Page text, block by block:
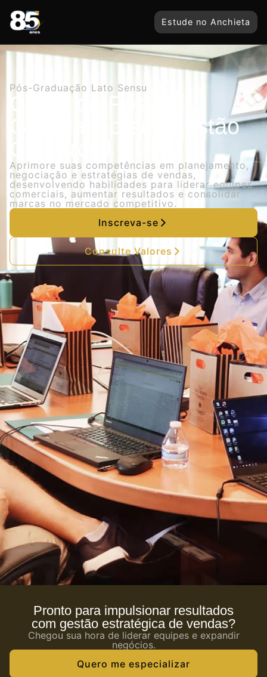
Estude no Anchieta
Pós-Graduação Lato Sensu
Curso de Pós
Graduação em Gestão
Comercial
Aprimore suas competências em planejamento,
negociação e estratégias de vendas,
desenvolvendo habilidades para liderar equipes
comerciais, aumentar resultados e consolidar
marcas no mercado competitivo.
Inscreva-se
Consulte Valores
Pronto para impulsionar resultados
com gestão estratégica de vendas?
Chegou sua hora de liderar equipes e expandir
negócios.
Quero me especializar